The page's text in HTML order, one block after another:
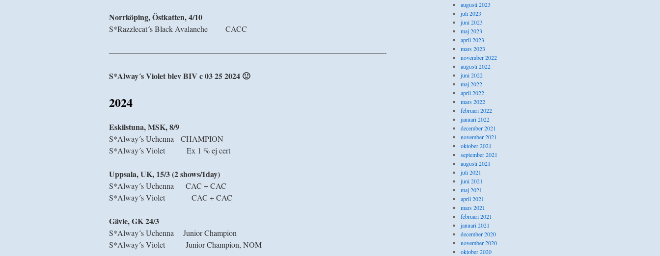
Norrköping, Östkatten, 4/10
S*Razzlecat´s Black Avalanche CACC
———————————————————————————————————-
S*Alway´s Violet blev BIV c 03 25 2024 🙂
2024
Eskilstuna, MSK, 8/9
S*Alway´s Uchenna CHAMPION
S*Alway´s Violet Ex 1 % ej cert
Uppsala, UK, 15/3 (2 shows/1day)
S*Alway´s Uchenna CAC + CAC
S*Alway´s Violet CAC + CAC
Gävle, GK 24/3
S*Alway´s Uchenna Junior Champion
S*Alway´s Violet Junior Champion, NOM
augusti 2023
juli 2023
juni 2023
maj 2023
april 2023
mars 2023
november 2022
augusti 2022
juni 2022
maj 2022
april 2022
mars 2022
februari 2022
januari 2022
december 2021
november 2021
oktober 2021
september 2021
augusti 2021
juli 2021
juni 2021
maj 2021
april 2021
mars 2021
februari 2021
januari 2021
december 2020
november 2020
oktober 2020